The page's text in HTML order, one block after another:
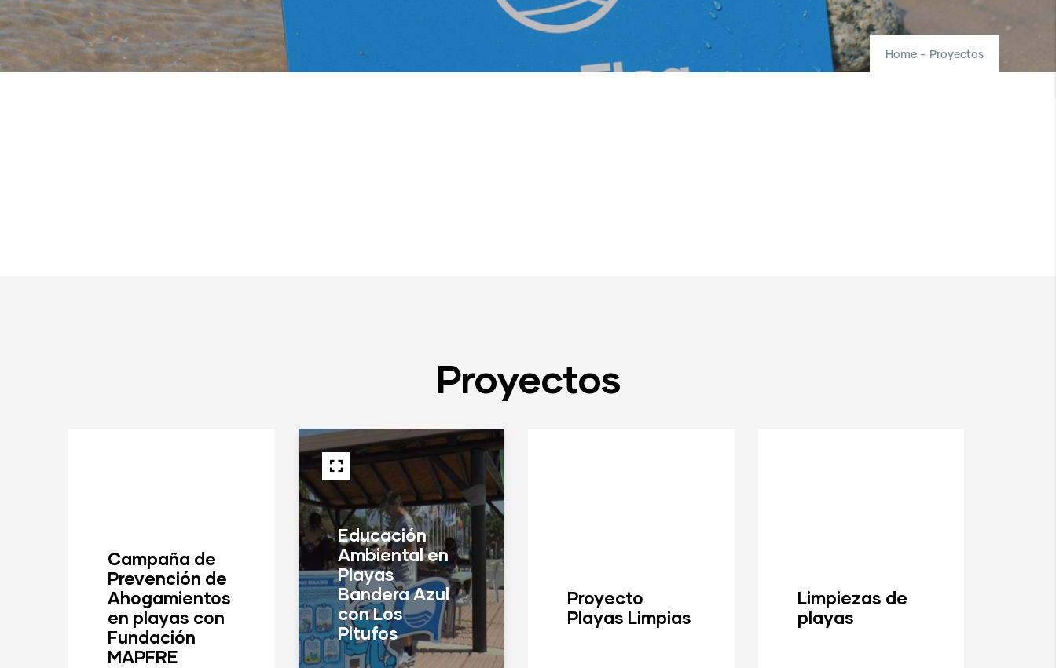
Home - Proyectos
Proyectos
Campaña de
Prevención de
Ahogamientos
en playas con
Fundación
MAPFRE
Educación
Ambiental en
Playas
Bandera Azul
con Los
Pitufos
Proyecto
Playas Limpias
Limpiezas de
playas